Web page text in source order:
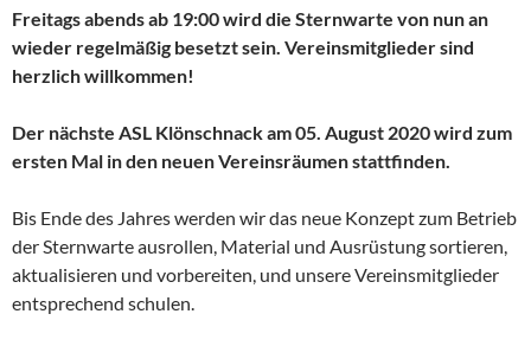
Freitags abends ab 19:00 wird die Sternwarte von nun an
wieder regelmäßig besetzt sein. Vereinsmitglieder sind
herzlich willkommen!
Der nächste ASL Klönschnack am 05. August 2020 wird zum
ersten Mal in den neuen Vereinsräumen stattfinden.
Bis Ende des Jahres werden wir das neue Konzept zum Betrieb
der Sternwarte ausrollen, Material und Ausrüstung sortieren,
aktualisieren und vorbereiten, und unsere Vereinsmitglieder
entsprechend schulen.